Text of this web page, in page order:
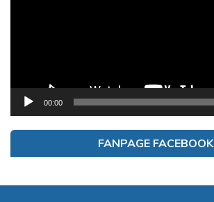
00:00
FANPAGE FACEBOOK